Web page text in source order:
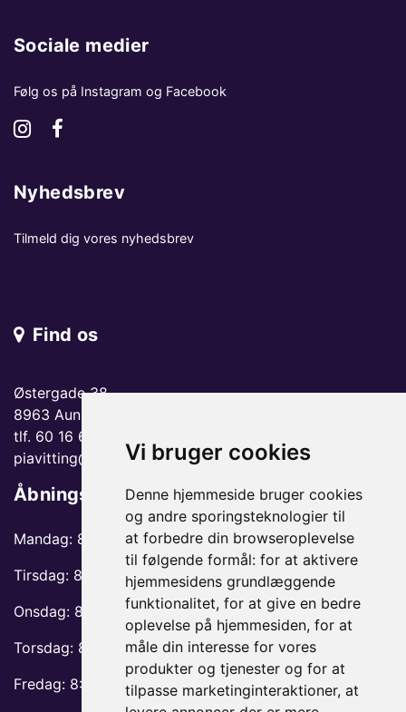
Vi bruger cookies
Denne hjemmeside bruger cookies
og andre sporingsteknologier til
at forbedre din browseroplevelse
til følgende formål: for at aktivere
hjemmesidens grundlæggende
funktionalitet, for at give en bedre
oplevelse på hjemmesiden, for at
måle din interesse for vores
produkter og tjenester og for at
tilpasse marketinginteraktioner, at
Sociale medier
Følg os på Instagram og Facebook
Nyhedsbrev
Tilmeld dig vores nyhedsbrev
Find os
Østergade 38
8963 Auning
tlf. 60 16 66 06
piavitting@gmail.com
Åbningstider
Mandag: 8:30-12 og 13:30-17
Tirsdag: 8:30-13 og 14:30-17
Onsdag: 8:30-13 og 14:30-17
Torsdag: 8:30-13 og 14:30-17
Fredag: 8:30-12 og 13:30-17